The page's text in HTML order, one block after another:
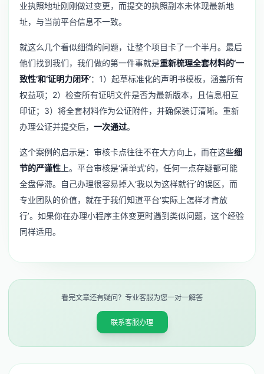
业执照地址刚刚做过变更，而提交的执照副本未体现最新地
址，与当前平台信息不一致。
就这么几个看似细微的问题，让整个项目卡了一个半月。最后
他们找到我们，我们做的第一件事就是重新梳理全套材料的‘一
致性’和‘证明力闭环’：1）起草标准化的声明书模板，涵盖所有
权益项；2）检查所有证明文件是否为最新版本，且信息相互
印证；3）将全套材料作为公证附件，并确保装订清晰。重新
办理公证并提交后， 一次通过。
这个案例的启示是：审核卡点往往不在大方向上，而在这些细
节的严谨性 上。平台审核是‘清单式’的，任何一点存疑都可能
全盘停滞。自己办理很容易掉入‘我以为这样就行’的误区，而
专业团队的价值，就在于我们知道平台‘实际上怎样才肯放
行’。如果你在办理小程序主体变更时遇到类似问题，这个经验
同样适用。
看完文章还有疑问？专业客服为您一对一解答
联系客服办理